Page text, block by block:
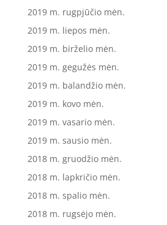
2019 m. rugpjūčio mėn.
2019 m. liepos mėn.
2019 m. birželio mėn.
2019 m. gegužės mėn.
2019 m. balandžio mėn.
2019 m. kovo mėn.
2019 m. vasario mėn.
2019 m. sausio mėn.
2018 m. gruodžio mėn.
2018 m. lapkričio mėn.
2018 m. spalio mėn.
2018 m. rugsėjo mėn.